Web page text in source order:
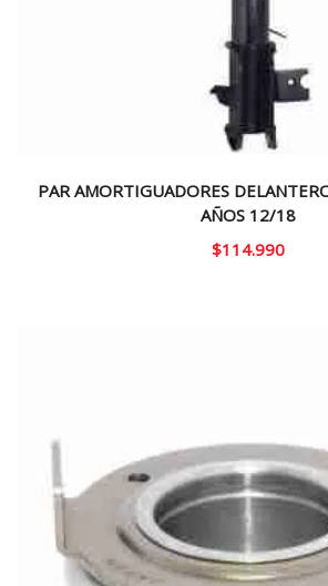
PAR AMORTIGUADORES
AÑOS 12/18
$114.990